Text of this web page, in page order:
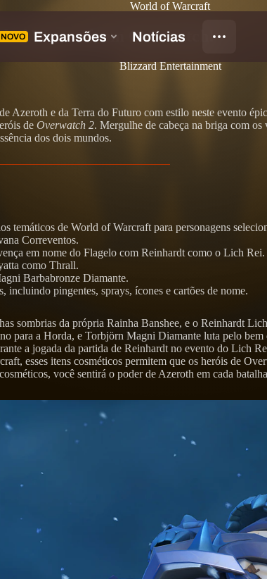
World of Warcraft
of Warcraft em Overwatch!
Blizzard Entertainment
Azeroth e da Terra do Futuro com estilo neste evento
de Overwatch 2. Mergulhe de cabeça na briga com
dos dois mundos.
temáticos de World of Warcraft para personagens
Correventos.
em nome do Flagelo com Reinhardt como o Lich Rei.
como Thrall.
Barbabronze Diamante.
incluindo pingentes, sprays, ícones e cartões de nome.
sombrias da própria Rainha Banshee, e o Reinhardt
para a Horda, e Torbjörn Magni Diamante luta pelo bem
a jogada da partida de Reinhardt no evento do Lich
esses itens cosméticos permitem que os heróis de
você sentirá o poder de Azeroth em cada